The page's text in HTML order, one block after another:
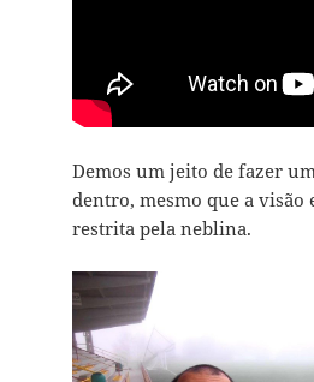
Demos um jeito de fazer
dentro, mesmo que a visão
restrita pela neblina.